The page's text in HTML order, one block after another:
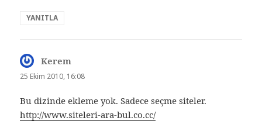
YANITLA
Kerem
ki:
25 Ekim 2010, 16:08
Bu dizinde ekleme yok. Sadece seçme siteler.
http://www.siteleri-ara-bul.co.cc/